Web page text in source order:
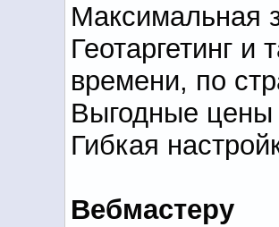
Максимальная
Геотаргетинг и
времени, по
Выгодные цены
Гибкая
Вебмастеру